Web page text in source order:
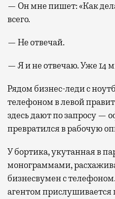
— Он мне пишет: «Как
всего.
— Не отвечай.
— Я и не отвечаю. Уже 14
Рядом бизнес-леди с
телефоном в левой
здесь дают по запросу —
превратился в рабочую
У бортика, укутанная в
монограммами,
бизнесвумен с
агентом прислушивается